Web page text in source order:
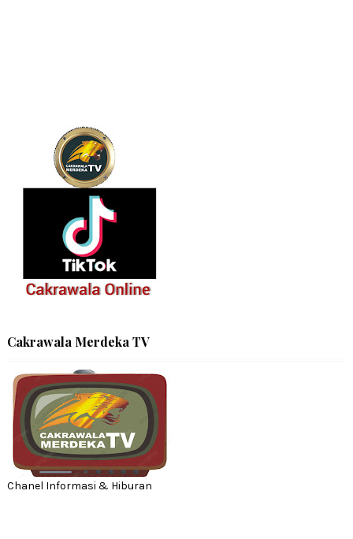
Cakrawala Merdeka TV
Chanel Informasi & Hiburan